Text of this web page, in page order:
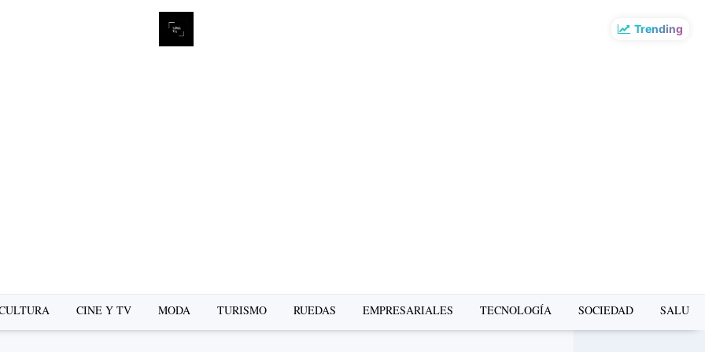
Trending
CINE Y TV MODA TURISMO RUEDAS EMPRESARIALES TECNOLOGÍA SOCIEDAD SALUD